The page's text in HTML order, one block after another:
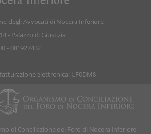
degli Avvocati di Nocera Inferiore
- Palazzo di Giustizia
- 081927432
elettronica: UF0DM8
di Conciliazione del Foro di Nocera Inferiore